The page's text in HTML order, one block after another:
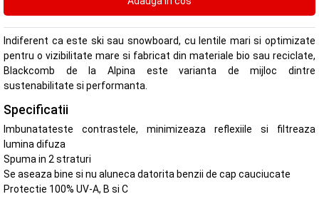
Indiferent ca este ski sau snowboard, cu lentile mari si optimizate
pentru o vizibilitate mare si fabricat din materiale bio sau reciclate,
Blackcomb de la Alpina este varianta de mijloc dintre
sustenabilitate si performanta.
Specificatii
Imbunatateste contrastele, minimizeaza reflexiile si filtreaza
lumina difuza
Spuma in 2 straturi
Se aseaza bine si nu aluneca datorita benzii de cap cauciucate
Protectie 100% UV-A, B si C